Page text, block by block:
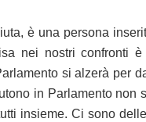
è una persona
nei nostri confronti
si alzerà per
in Parlamento non
insieme. Ci sono